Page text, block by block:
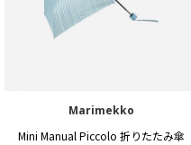
Marimekko
Mini Manual Piccolo 折りたたみ傘